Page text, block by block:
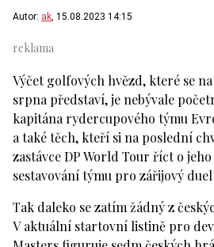
Autor: ak, 15.08.2023 14:15
Výčet golfových hvězd, které se na
srpna představí, je nebývale
kapitána rydercupového týmu
a také těch, kteří si na poslední
zastávce DP World Tour říct o
sestavování týmu pro zářijový
Tak daleko se zatím žádný z
V aktuální startovní listině pro